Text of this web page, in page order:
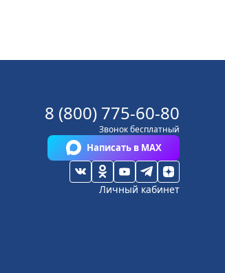
8 (800) 775-60-80
Звонок бесплатный
Написать в MAX
Личный кабинет